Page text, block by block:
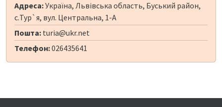
Адреса:Україна, Львівська область, Буський район,
с.Тур`я, вул. Центральна, 1-А
Пошта: turia@ukr.net
Телефон:026435641